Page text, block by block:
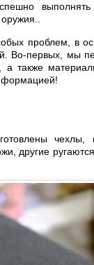
проблем, в
Во-первых, мы
а также
чехлы,
другие